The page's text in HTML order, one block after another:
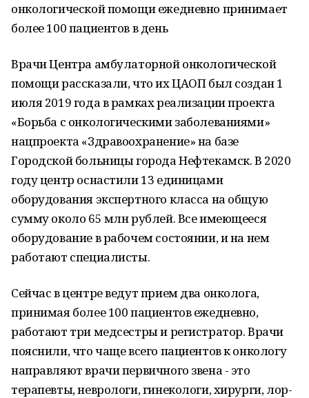
онкологической помощи ежедневно принимает
более 100 пациентов в день
Врачи Центра амбулаторной онкологической
помощи рассказали, что их ЦАОП был создан 1
июля 2019 года в рамках реализации проекта
«Борьба с онкологическими заболеваниями»
нацпроекта «Здравоохранение» на базе
Городской больницы города Нефтекамск. В 2020
году центр оснастили 13 единицами
оборудования экспертного класса на общую
сумму около 65 млн рублей. Все имеющееся
оборудование в рабочем состоянии, и на нем
работают специалисты.
Сейчас в центре ведут прием два онколога,
принимая более 100 пациентов ежедневно,
работают три медсестры и регистратор. Врачи
пояснили, что чаще всего пациентов к онкологу
направляют врачи первичного звена - это
терапевты, неврологи, гинекологи, хирурги, лор-